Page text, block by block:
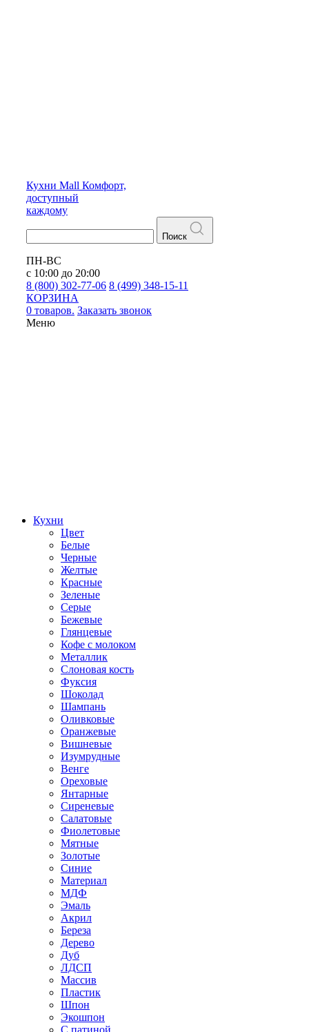
Кухни Mall Комфорт,
доступный
каждому
Поиск
ПН-ВС
с 10:00 до 20:00
8 (800) 302-77-06 8 (499) 348-15-11
КОРЗИНА
0 товаров. Заказать звонок
Меню
Кухни
Цвет
Белые
Черные
Желтые
Красные
Зеленые
Серые
Бежевые
Глянцевые
Кофе с молоком
Металлик
Слоновая кость
Фуксия
Шоколад
Шампань
Оливковые
Оранжевые
Вишневые
Изумрудные
Венге
Ореховые
Янтарные
Сиреневые
Салатовые
Фиолетовые
Мятные
Золотые
Синие
Материал
МДФ
Эмаль
Акрил
Береза
Дерево
Дуб
ЛДСП
Массив
Пластик
Шпон
Экошпон
С патиной